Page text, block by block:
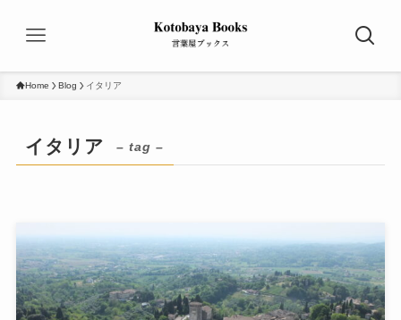
Home Blog イタリア
イタリア – tag –